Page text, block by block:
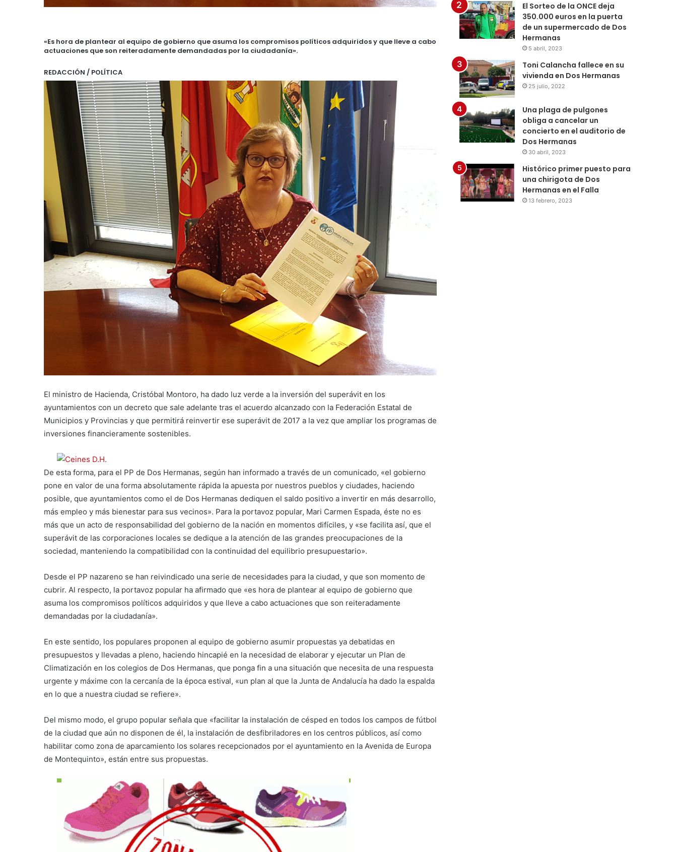
«Es hora de plantear al equipo de gobierno que asuma los compromisos políticos adquiridos y que lleve a cabo
actuaciones que son reiteradamente demandadas por la ciudadanía».
REDACCIÓN / POLÍTICA
El ministro de Hacienda, Cristóbal Montoro, ha dado luz verde a la inversión del superávit en los
ayuntamientos con un decreto que sale adelante tras el acuerdo alcanzado con la Federación Estatal de
Municipios y Provincias y que permitirá reinvertir ese superávit de 2017 a la vez que ampliar los programas de
inversiones financieramente sostenibles.
De esta forma, para el PP de Dos Hermanas, según han informado a través de un comunicado, «el gobierno
pone en valor de una forma absolutamente rápida la apuesta por nuestros pueblos y ciudades, haciendo
posible, que ayuntamientos como el de Dos Hermanas dediquen el saldo positivo a invertir en más desarrollo,
más empleo y más bienestar para sus vecinos». Para la portavoz popular, Mari Carmen Espada, éste no es
más que un acto de responsabilidad del gobierno de la nación en momentos difíciles, y «se facilita así, que el
superávit de las corporaciones locales se dedique a la atención de las grandes preocupaciones de la
sociedad, manteniendo la compatibilidad con la continuidad del equilibrio presupuestario».
Desde el PP nazareno se han reivindicado una serie de necesidades para la ciudad, y que son momento de
cubrir. Al respecto, la portavoz popular ha afirmado que «es hora de plantear al equipo de gobierno que
asuma los compromisos políticos adquiridos y que lleve a cabo actuaciones que son reiteradamente
demandadas por la ciudadanía».
En este sentido, los populares proponen al equipo de gobierno asumir propuestas ya debatidas en
presupuestos y llevadas a pleno, haciendo hincapié en la necesidad de elaborar y ejecutar un Plan de
Climatización en los colegios de Dos Hermanas, que ponga fin a una situación que necesita de una respuesta
urgente y máxime con la cercanía de la época estival, «un plan al que la Junta de Andalucía ha dado la espalda
en lo que a nuestra ciudad se refiere».
Del mismo modo, el grupo popular señala que «facilitar la instalación de césped en todos los campos de fútbol
de la ciudad que aún no disponen de él, la instalación de desfibriladores en los centros públicos, así como
habilitar como zona de aparcamiento los solares recepcionados por el ayuntamiento en la Avenida de Europa
de Montequinto», están entre sus propuestas.
El Sorteo de la ONCE deja
350.000 euros en la puerta
de un supermercado de Dos
Hermanas
5 abril, 2023
Toni Calancha fallece en su
vivienda en Dos Hermanas
25 julio, 2022
Una plaga de pulgones
obliga a cancelar un
concierto en el auditorio de
Dos Hermanas
30 abril, 2023
Histórico primer puesto para
una chirigota de Dos
Hermanas en el Falla
13 febrero, 2023